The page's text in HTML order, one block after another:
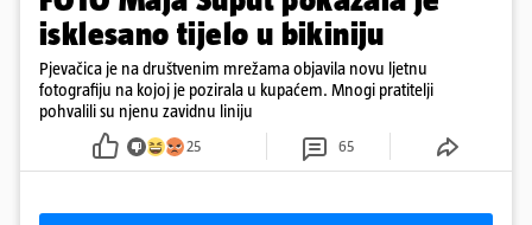
isklesano tijelo u bikiniju
Pjevačica je na društvenim mrežama objavila novu ljetnu
fotografiju na kojoj je pozirala u kupaćem. Mnogi pratitelji
pohvalili su njenu zavidnu liniju
25 65